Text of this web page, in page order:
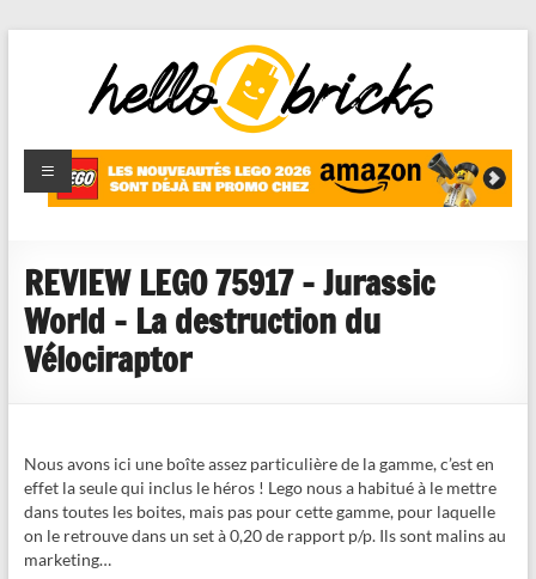
HelloBricks
Blog LEGO,
nouveaut�s
reviews
REVIEW LEGO 75917 – Jurassic
World – La destruction du
Vélociraptor
Nous avons ici une boîte assez particulière de la gamme, c’est en
effet la seule qui inclus le héros ! Lego nous a habitué à le mettre
dans toutes les boites, mais pas pour cette gamme, pour laquelle
on le retrouve dans un set à 0,20 de rapport p/p. Ils sont malins au
marketing…